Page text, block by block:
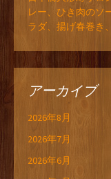
レー、ひき肉のソ
ラダ、揚げ春巻き
アーカイブ
2026年8月
2026年7月
2026年6月